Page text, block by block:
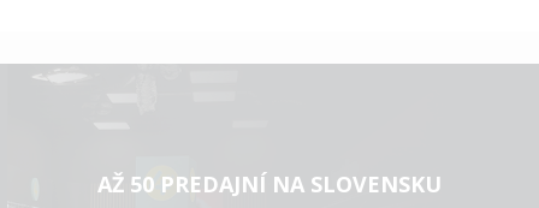
AŽ 50 PREDAJNÍ NA SLOVENSKU